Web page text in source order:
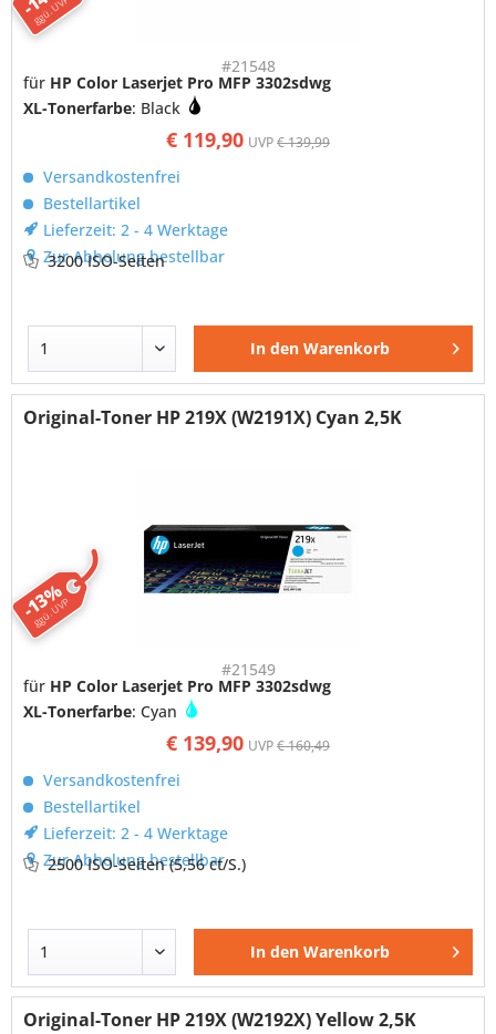
ggü. UVP
#21548
€ 119,90 UVP€ 139,99
für HP Color Laserjet Pro MFP 3302sdwg
XL-Tonerfarbe: Black
Versandkostenfrei
Bestellartikel
Lieferzeit: 2 - 4 Werktage
Zur Abholung bestellbar
3200 ISO-Seiten
In den Warenkorb
-13%
ggü. UVP
Original-Toner HP 219X (W2191X) Cyan 2,5K
#21549
€ 139,90 UVP€ 160,49
für HP Color Laserjet Pro MFP 3302sdwg
XL-Tonerfarbe: Cyan
Versandkostenfrei
Bestellartikel
Lieferzeit: 2 - 4 Werktage
Zur Abholung bestellbar
2500 ISO-Seiten(5,56 ct/S.)
In den Warenkorb
Original-Toner HP 219X (W2192X) Yellow 2,5K